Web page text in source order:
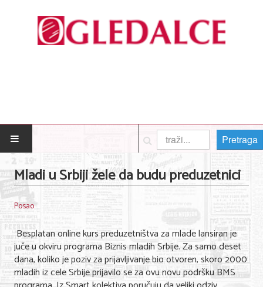
POČETNA
Posao
Nega lica i tela
Shopping
Pretraga
Mladi u Srbiji žele da budu preduzetnici
Posao
Besplatan online kurs preduzetništva za mlade lansiran je
juče u okviru programa Biznis mladih Srbije. Za samo deset
dana, koliko je poziv za prijavljivanje bio otvoren, skoro 2000
mladih iz cele Srbije prijavilo se za ovu novu podršku BMS